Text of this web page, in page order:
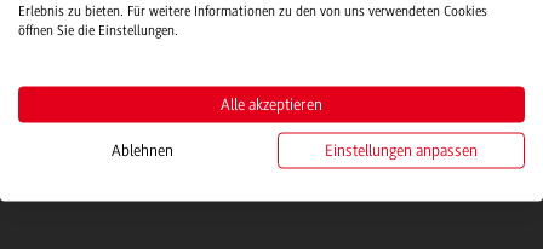
Campusmensa
Erlebnis zu bieten. Für weitere Informationen zu den von uns verwendeten Cookies
öffnen Sie die Einstellungen.
Alle akzeptieren
Ablehnen Einstellungen anpassen